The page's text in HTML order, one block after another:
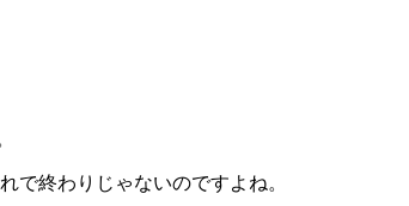
で終わりじゃないのですよね。